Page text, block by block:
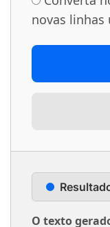
novas linhas
O texto